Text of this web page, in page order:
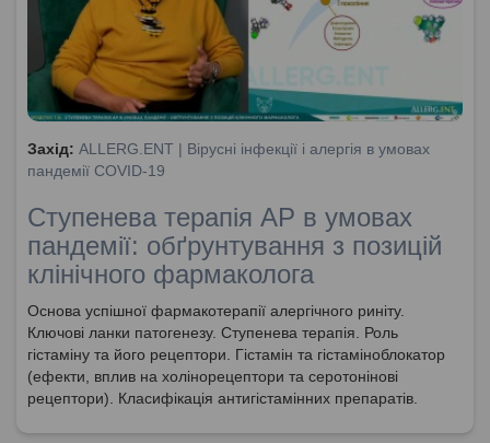
Захід: ALLERG.ENT | Вірусні інфекції і алергія в умовах
пандемії COVID-19
Ступенева терапія АР в умовах
пандемії: обґрунтування з позицій
клінічного фармаколога
Основа успішної фармакотерапії алергічного риніту.
Ключові ланки патогенезу. Ступенева терапія. Роль
гістаміну та його рецептори. Гістамін та гістаміноблокатор
(ефекти, вплив на холінорецептори та серотонінові
рецептори). Класифікація антигістамінних препаратів.